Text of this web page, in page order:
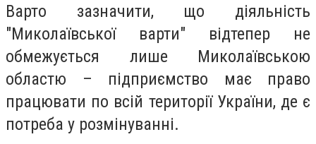
Варто зазначити, що діяльність
"Миколаївської варти" відтепер не
обмежується лише Миколаївською
областю – підприємство має право
працювати по всій території України, де є
потреба у розмінуванні.